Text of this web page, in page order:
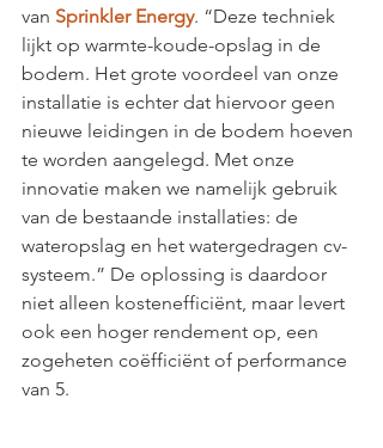
van Sprinkler Energy. “Deze techniek
lijkt op warmte-koude-opslag in de
bodem. Het grote voordeel van onze
installatie is echter dat hiervoor geen
nieuwe leidingen in de bodem hoeven
te worden aangelegd. Met onze
innovatie maken we namelijk gebruik
van de bestaande installaties: de
wateropslag en het watergedragen cv-
systeem.” De oplossing is daardoor
niet alleen kostenefficiënt, maar levert
ook een hoger rendement op, een
zogeheten coëfficiënt of performance
van 5.